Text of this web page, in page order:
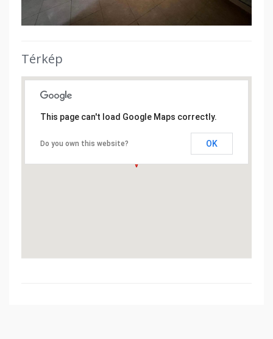
Térkép
This page can't load Google Maps correctly.
Do you own this website? OK